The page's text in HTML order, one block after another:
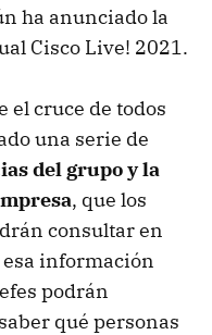
ha anunciado la
Cisco Live! 2021.
el cruce de todos
una serie de
del grupo y la
, que los
consultar en
esa información
podrán
qué personas